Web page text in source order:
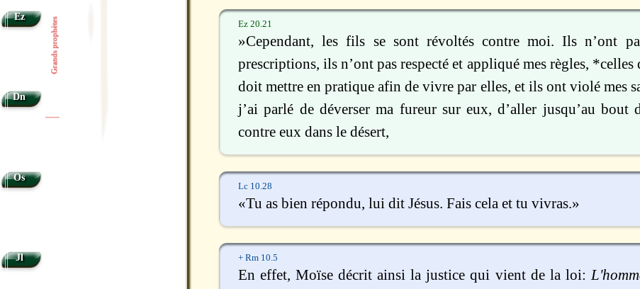
Ez 20.21
»Cependant, les fils se sont révoltés contre moi. Ils n’ont
prescriptions, ils n’ont pas respecté et appliqué mes règles, *celles
doit mettre en pratique afin de vivre par elles, et ils ont violé mes
j’ai parlé de déverser ma fureur sur eux, d’aller jusqu’au bout
contre eux dans le désert,
Lc 10.28
«Tu as bien répondu, lui dit Jésus. Fais cela et tu vivras.»
+ Rm 10.5
En effet, Moïse décrit ainsi la justice qui vient de la loi:
Ez
Dn
Os
Jl
Grands prophètes
|
|